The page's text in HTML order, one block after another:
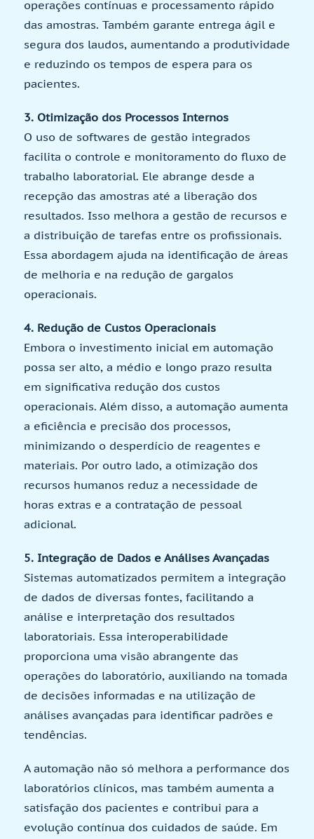
operações contínuas e processamento rápido
das amostras. Também garante entrega ágil e
segura dos laudos, aumentando a produtividade
e reduzindo os tempos de espera para os
pacientes.
3. Otimização dos Processos Internos
O uso de softwares de gestão integrados
facilita o controle e monitoramento do fluxo de
trabalho laboratorial. Ele abrange desde a
recepção das amostras até a liberação dos
resultados. Isso melhora a gestão de recursos e
a distribuição de tarefas entre os profissionais.
Essa abordagem ajuda na identificação de áreas
de melhoria e na redução de gargalos
operacionais.
4. Redução de Custos Operacionais
Embora o investimento inicial em automação
possa ser alto, a médio e longo prazo resulta
em significativa redução dos custos
operacionais. Além disso, a automação aumenta
a eficiência e precisão dos processos,
minimizando o desperdício de reagentes e
materiais. Por outro lado, a otimização dos
recursos humanos reduz a necessidade de
horas extras e a contratação de pessoal
adicional.
5. Integração de Dados e Análises Avançadas
Sistemas automatizados permitem a integração
de dados de diversas fontes, facilitando a
análise e interpretação dos resultados
laboratoriais. Essa interoperabilidade
proporciona uma visão abrangente das
operações do laboratório, auxiliando na tomada
de decisões informadas e na utilização de
análises avançadas para identificar padrões e
tendências.
A automação não só melhora a performance dos
laboratórios clínicos, mas também aumenta a
satisfação dos pacientes e contribui para a
evolução contínua dos cuidados de saúde. Em